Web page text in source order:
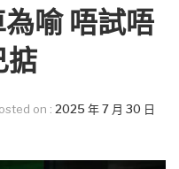
喻 唔試唔
掂
on : 2025 年 7 月 30 日